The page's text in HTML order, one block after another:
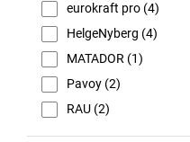
eurokraft pro (4)
HelgeNyberg (4)
MATADOR (1)
Pavoy (2)
RAU (2)